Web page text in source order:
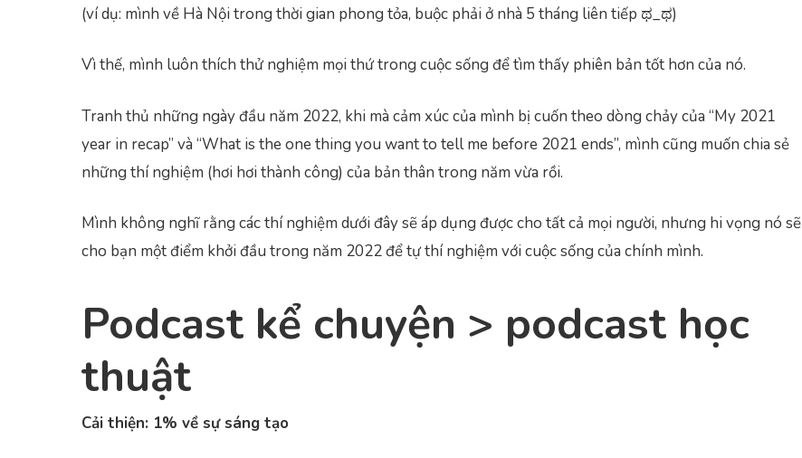
Hit enter to search or ESC to close
(ví dụ: mình về Hà Nội trong thời gian phong tỏa, buộc phải ở nhà 5 tháng liên tiếp ಥ_ಥ)
Vì thế, mình luôn thích thử nghiệm mọi thứ trong cuộc sống để tìm thấy phiên bản tốt hơn của nó.
Tranh thủ những ngày đầu năm 2022, khi mà cảm xúc của mình bị cuốn theo dòng chảy của “My 2021
year in recap” và “What is the one thing you want to tell me before 2021 ends”, mình cũng muốn chia sẻ
những thí nghiệm (hơi hơi thành công) của bản thân trong năm vừa rồi.
Mình không nghĩ rằng các thí nghiệm dưới đây sẽ áp dụng được cho tất cả mọi người, nhưng hi vọng nó sẽ
cho bạn một điểm khởi đầu trong năm 2022 để tự thí nghiệm với cuộc sống của chính mình.
Podcast kể chuyện > podcast học
thuật
Cải thiện: 1% về sự sáng tạo